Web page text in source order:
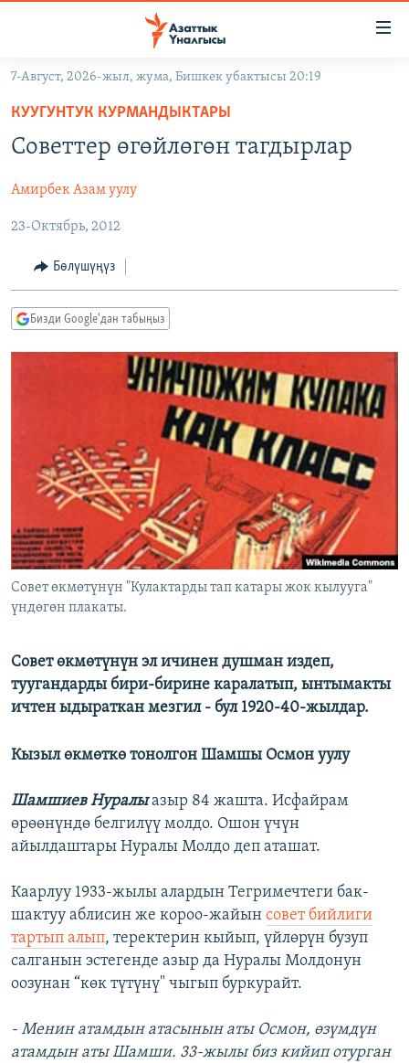
Навигацияга
өтүңүз
Издөөгө
салыңызКЫРГЫЗСТАН
САЯСАТ
ЭКОНОМИКА
МАДАНИЯТ
ДҮЙНӨ
БОРБОР АЗИЯ
УКРАИНА
АТАЙЫН ИЛИКТӨӨ
ТВ ПРОГРАММАЛАР
БҮГҮН АЗАТТЫКТА
ЭКСПЕРТТЕР ТАЛДАЙТ
БИЗ ЖАНА ДҮЙНӨ
АЗАТТЫК+
ЫҢГАЙСЫЗ СУРООЛОР
ПОДКАСТ
ӨЗГӨЧӨ ПИКИР
ЭЕ/АРнун бардык сайттары
7-Август, 2026-жыл, жума, Бишкек убактысы 20:19
КУУГУНТУК КУРМАНДЫКТАРЫ
Советтер өгөйлөгөн тагдырлар
Амирбек Азам уулу
23-Октябрь, 2012
Бөлүшүңүз
Бизди Google'дан табыңыз
Cовет өкмөтүнүн "Кулактарды тап катары жок кылууга"
үндөгөн плакаты.
Совет өкмөтүнүн эл ичинен душман издеп,
туугандарды бири-бирине каралатып, ынтымакты
ичтен ыдыраткан мезгил - бул 1920-40-жылдар.
Кызыл өкмөткө тонолгон Шамшы Осмон уулу
Шамшиев Нуралыазыр 84 жашта. Исфайрам
өрөөнүндө белгилүү молдо. Ошон үчүн
айылдаштары Нуралы Молдо деп аташат.
Каарлуу 1933-жылы алардын Тегримечтеги бак-
шактуу аблисин же короо-жайын совет бийлиги
тартып алып, теректерин кыйып, үйлөрүн бузуп
салганын эстегенде азыр да Нуралы Молдонун
оозунан “көк түтүнү" чыгып буркурайт.
- Менин атамдын атасынын аты Осмон, өзүмдүн
атамдын аты Шамши. 33-жылы биз кийип отурган